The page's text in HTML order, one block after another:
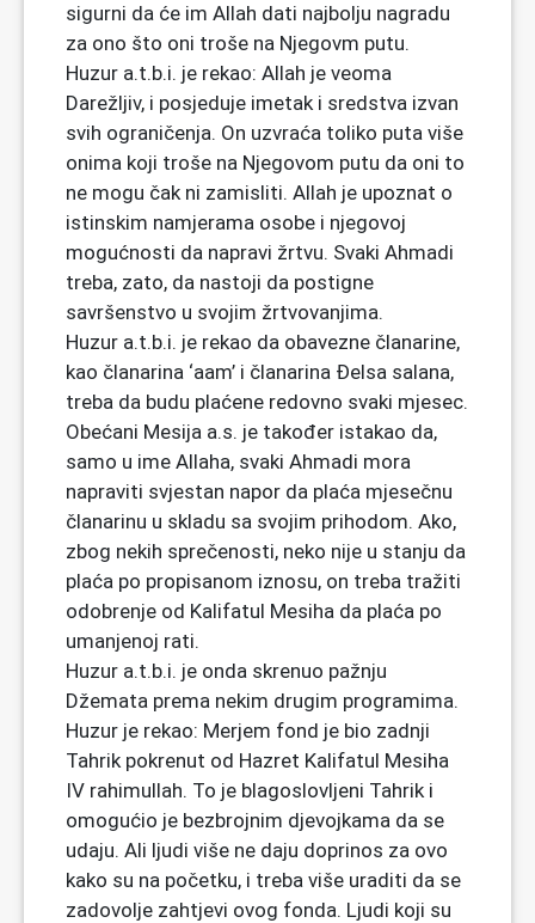
sigurni da će im Allah dati najbolju nagradu
za ono što oni troše na Njegovm putu.
Huzur a.t.b.i. je rekao: Allah je veoma
Darežljiv, i posjeduje imetak i sredstva izvan
svih ograničenja. On uzvraća toliko puta više
onima koji troše na Njegovom putu da oni to
ne mogu čak ni zamisliti. Allah je upoznat o
istinskim namjerama osobe i njegovoj
mogućnosti da napravi žrtvu. Svaki Ahmadi
treba, zato, da nastoji da postigne
savršenstvo u svojim žrtvovanjima.
Huzur a.t.b.i. je rekao da obavezne članarine,
kao članarina ‘aam’ i članarina Đelsa salana,
treba da budu plaćene redovno svaki mjesec.
Obećani Mesija a.s. je također istakao da,
samo u ime Allaha, svaki Ahmadi mora
napraviti svjestan napor da plaća mjesečnu
članarinu u skladu sa svojim prihodom. Ako,
zbog nekih sprečenosti, neko nije u stanju da
plaća po propisanom iznosu, on treba tražiti
odobrenje od Kalifatul Mesiha da plaća po
umanjenoj rati.
Huzur a.t.b.i. je onda skrenuo pažnju
Džemata prema nekim drugim programima.
Huzur je rekao: Merjem fond je bio zadnji
Tahrik pokrenut od Hazret Kalifatul Mesiha
IV rahimullah. To je blagoslovljeni Tahrik i
omogućio je bezbrojnim djevojkama da se
udaju. Ali ljudi više ne daju doprinos za ovo
kako su na početku, i treba više uraditi da se
zadovolje zahtjevi ovog fonda. Ljudi koji su